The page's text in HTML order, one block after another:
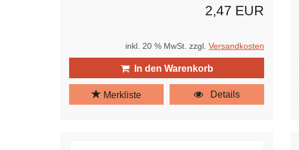
2,47 EUR
inkl. 20 % MwSt. zzgl. Versandkosten
In den Warenkorb
Merkliste Details